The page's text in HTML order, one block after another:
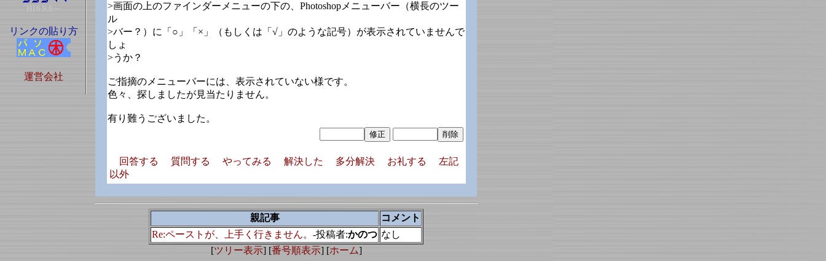
>画面の上のファインダーメニューの下の、Photoshopメニューバー（横長のツー
ル
>バー？）に「○」「×」（もしくは「√」のような記号）が表示されていませんで
しょ
>うか？
ご指摘のメニューバーには、表示されていない様です。
色々、探しましたが見当たりません。
有り難うございました。
回答する 質問する やってみる 解決した 多分解決 お礼する
左記
以外
親記事
コメント
Re:ペーストが、上手く行きません。 -投稿者:かのつ なし
[ツリー表示] [番号順表示] [ホーム]
H16.9.6～
リンクの貼り方
運営会社